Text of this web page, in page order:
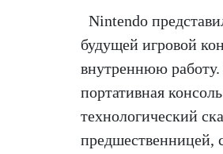
Nintendo
будущей игровой
внутреннюю
портативная
технологический
предшественницей,